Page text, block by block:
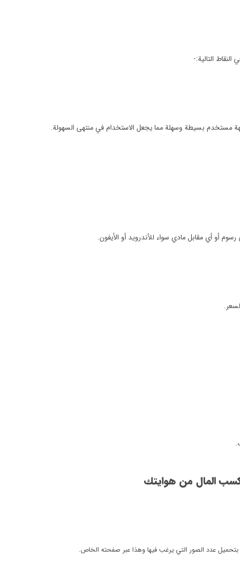
مستخدم بسيطة وسهلة مما يجعل الاستخدام في منتهى السهولة.
أو أي مقابل مادي سواء للأندرويد أو الأيفون.
المال من هوايتك
عدد الصور التي يرغب فيها وهذا عبر صفحته الخاص.